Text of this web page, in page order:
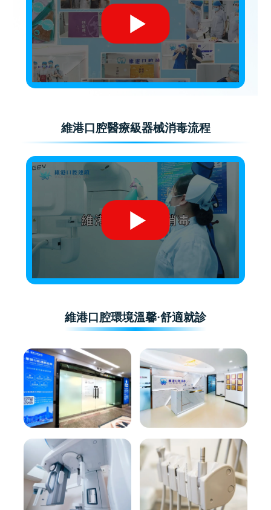
維港口腔醫療級器械消毒流程
維港口腔環境溫馨·舒適就診